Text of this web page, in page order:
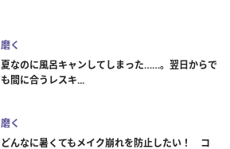
磨く
夏なのに風呂キャンしてしまった……。翌日からで
も間に合うレスキ...
磨く
どんなに暑くてもメイク崩れを防止したい！ コ